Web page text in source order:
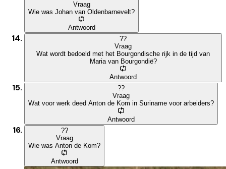
Vraag
Wie was Johan van Oldenbarnevelt?
Antwoord
??
Vraag
Wat wordt bedoeld met het Bourgondische rijk in de tijd van
Maria van Bourgondië?
Antwoord
??
Vraag
Wat voor werk deed Anton de Kom in Suriname voor arbeiders?
Antwoord
??
Vraag
Wie was Anton de Kom?
Antwoord